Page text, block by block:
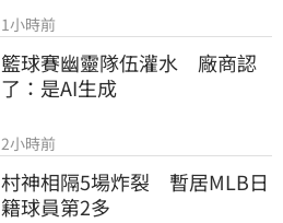
1小時前
籃球賽幽靈隊伍灌水　廠商認
了：是AI生成
2小時前
村神相隔5場炸裂　暫居MLB日
籍球員第2多